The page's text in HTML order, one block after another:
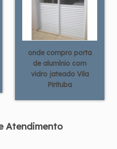
onde compro porta
de alumínio com
vidro jateado Vila
Pirituba
Atendimento